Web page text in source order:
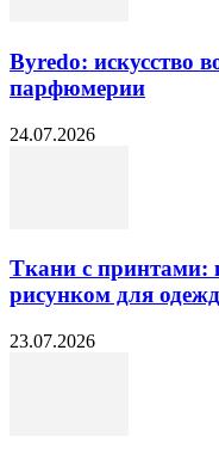
Byredo: искусство
парфюмерии
24.07.2026
Ткани с принтами:
рисунком для
23.07.2026